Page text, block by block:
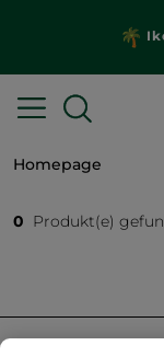
Homepage
0 Produkt(e)
FILTER